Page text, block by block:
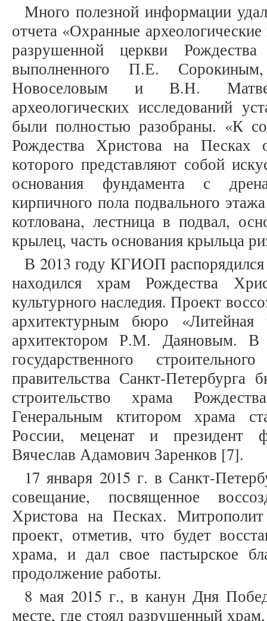
Много полезной информации
отчета «Охранные
разрушенной церкви
выполненного П.Е.
Новоселовым и В.Н.
археологических исследований
были полностью разобраны. «К
Рождества Христова на Песках
которого представляют собой
основания фундамента с
кирпичного пола подвального
котлована, лестница в подвал,
крылец, часть основания крыльца
В 2013 году КГИОП
находился храм Рождества
культурного наследия. Проект
архитектурным бюро
архитектором Р.М. Даяновым.
государственного
правительства Санкт-
строительство храма
Генеральным ктитором храма
России, меценат и президент
Вячеслав Адамович Заренков [7].
17 января 2015 г. в Санкт-
совещание, посвященное
Христова на Песках.
проект, отметив, что будет
храма, и дал свое пастырское
продолжение работы.
8 мая 2015 г., в канун Дня
месте, где стоял разрушенный